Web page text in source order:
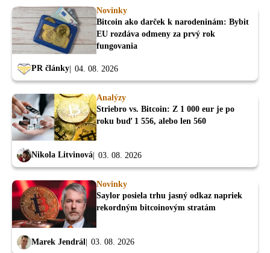
Novinky
Bitcoin ako darček k narodeninám: Bybit
EU rozdáva odmeny za prvý rok
fungovania
PR články 04. 08. 2026
Analýzy
Striebro vs. Bitcoin: Z 1 000 eur je po
roku buď 1 556, alebo len 560
Nikola Litvinová 03. 08. 2026
Novinky
Saylor posiela trhu jasný odkaz napriek
rekordným bitcoinovým stratám
Marek Jendrál 03. 08. 2026